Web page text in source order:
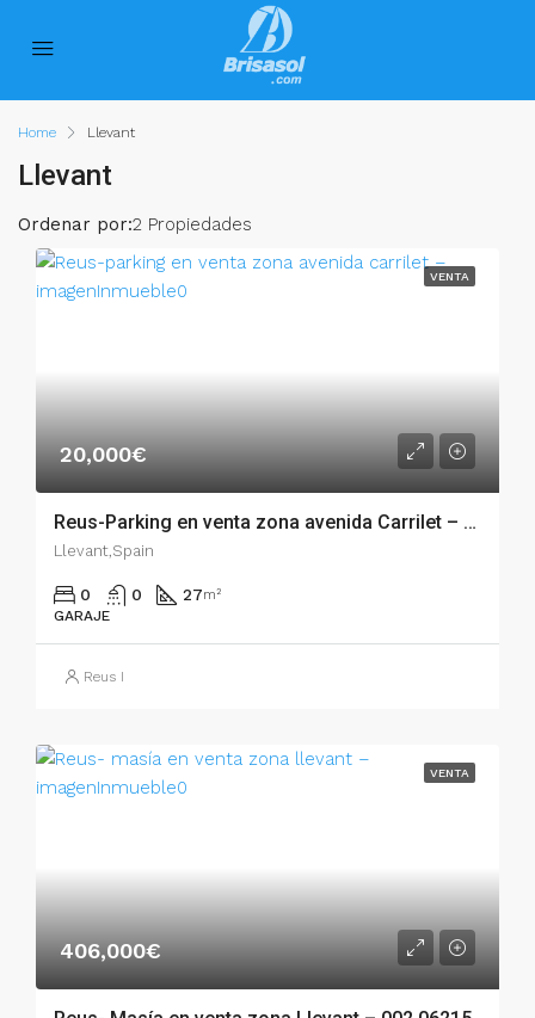
Home Llevant
Llevant
2 Propiedades
Ordenar por:
VENTA
20,000€
Reus-Parking en venta zona avenida Carrilet – 002.06248
Llevant,Spain
0 0 27m²
GARAJE
Reus I
VENTA
406,000€